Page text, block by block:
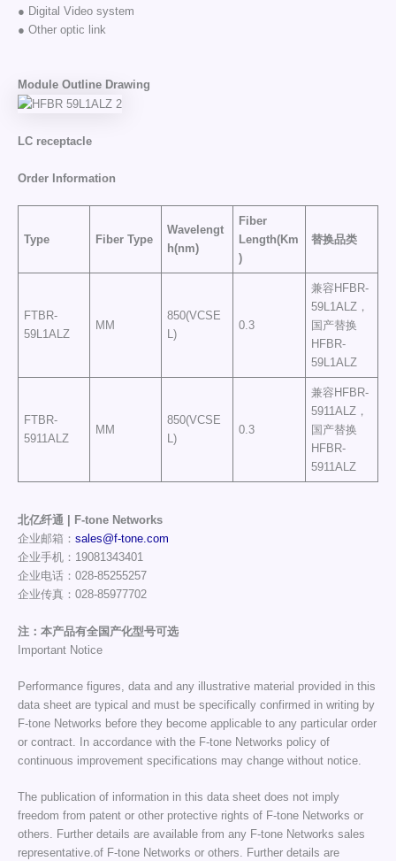
● Digital Video system
● Other optic link
Module Outline Drawing
LC receptacle
Order Information
Type Fiber Type
Wavelengt
h(nm)
Fiber
Length(Km
)
替换品类
FTBR-
59L1ALZ
MM
850(VCSE
L)
0.3
兼容HFBR-
59L1ALZ，
国产替换
HFBR-
59L1ALZ
FTBR-
5911ALZ
MM
850(VCSE
L)
0.3
兼容HFBR-
5911ALZ，
国产替换
HFBR-
5911ALZ
北亿纤通 | F-tone Networks
企业邮箱： sales@f-tone.com
企业手机：19081343401
企业电话：028-85255257
企业传真：028-85977702
注：本产品有全国产化型号可选
Important Notice
Performance figures, data and any illustrative material provided in this
data sheet are typical and must be specifically confirmed in writing by
F-tone Networks before they become applicable to any particular order
or contract. In accordance with the F-tone Networks policy of
continuous improvement specifications may change without notice.
The publication of information in this data sheet does not imply
freedom from patent or other protective rights of F-tone Networks or
others. Further details are available from any F-tone Networks sales
representative.of F-tone Networks or others. Further details are